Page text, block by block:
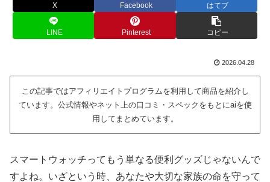
X Facebook はてブ
LINE Pinterest コピー
2026.04.28
この記事ではアフィリエイトプログラムを利用して商品を紹介し
ています。公式情報やネット上の口コミ・スペックをもとにaiを使
用してまとめています。
スマートウォッチってもう単なる便利グッズじゃないんで
すよね。いざという時、あなたや大切な家族の命を守って